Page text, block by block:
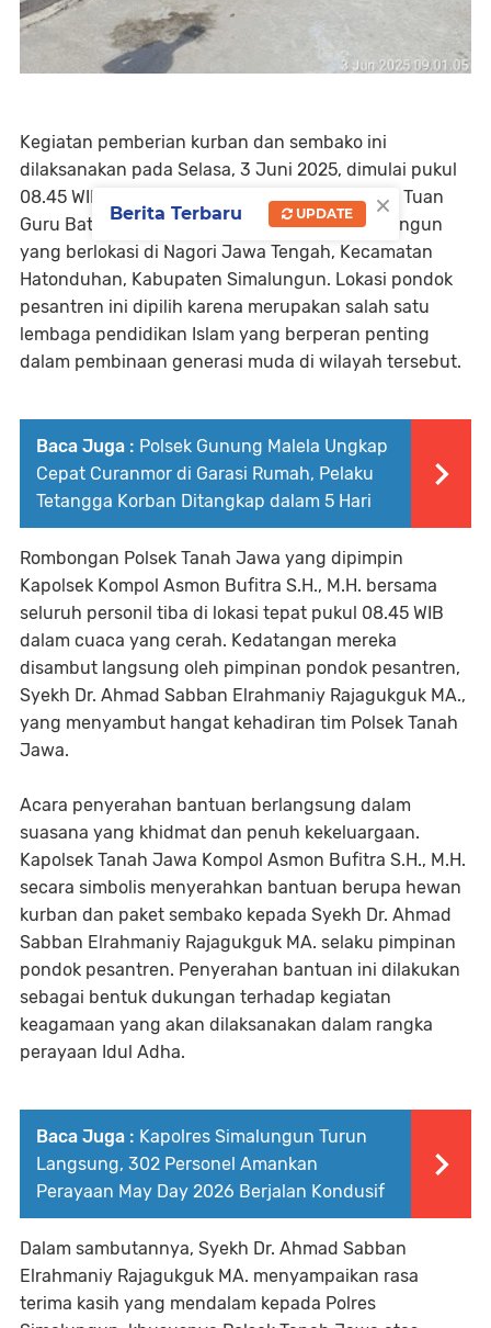
Kegiatan pemberian kurban dan sembako ini
dilaksanakan pada Selasa, 3 Juni 2025, dimulai pukul
08.45 WIB hingga selesai di Pondok Pesantren Tuan
Guru Batak (TGB) Serambi Babussalam Simalungun
yang berlokasi di Nagori Jawa Tengah, Kecamatan
Hatonduhan, Kabupaten Simalungun. Lokasi pondok
pesantren ini dipilih karena merupakan salah satu
lembaga pendidikan Islam yang berperan penting
dalam pembinaan generasi muda di wilayah tersebut.
Baca Juga : Polsek Gunung Malela Ungkap
Cepat Curanmor di Garasi Rumah, Pelaku
Tetangga Korban Ditangkap dalam 5 Hari
Rombongan Polsek Tanah Jawa yang dipimpin
Kapolsek Kompol Asmon Bufitra S.H., M.H. bersama
seluruh personil tiba di lokasi tepat pukul 08.45 WIB
dalam cuaca yang cerah. Kedatangan mereka
disambut langsung oleh pimpinan pondok pesantren,
Syekh Dr. Ahmad Sabban Elrahmaniy Rajagukguk MA.,
yang menyambut hangat kehadiran tim Polsek Tanah
Jawa.
Acara penyerahan bantuan berlangsung dalam
suasana yang khidmat dan penuh kekeluargaan.
Kapolsek Tanah Jawa Kompol Asmon Bufitra S.H., M.H.
secara simbolis menyerahkan bantuan berupa hewan
kurban dan paket sembako kepada Syekh Dr. Ahmad
Sabban Elrahmaniy Rajagukguk MA. selaku pimpinan
pondok pesantren. Penyerahan bantuan ini dilakukan
sebagai bentuk dukungan terhadap kegiatan
keagamaan yang akan dilaksanakan dalam rangka
perayaan Idul Adha.
Baca Juga : Kapolres Simalungun Turun
Langsung, 302 Personel Amankan
Perayaan May Day 2026 Berjalan Kondusif
Dalam sambutannya, Syekh Dr. Ahmad Sabban
Elrahmaniy Rajagukguk MA. menyampaikan rasa
terima kasih yang mendalam kepada Polres
×
Berita Terbaru UPDATE